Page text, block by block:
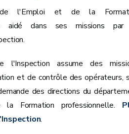
l'Emploi et de la
aidé dans ses missions
l'Inspection assume des
et de contrôle des opérateurs,
des directions du
Formation professionnelle.
.